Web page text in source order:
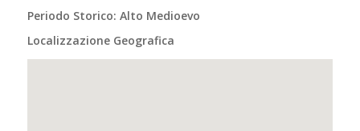
Periodo Storico: Alto Medioevo
Localizzazione Geografica